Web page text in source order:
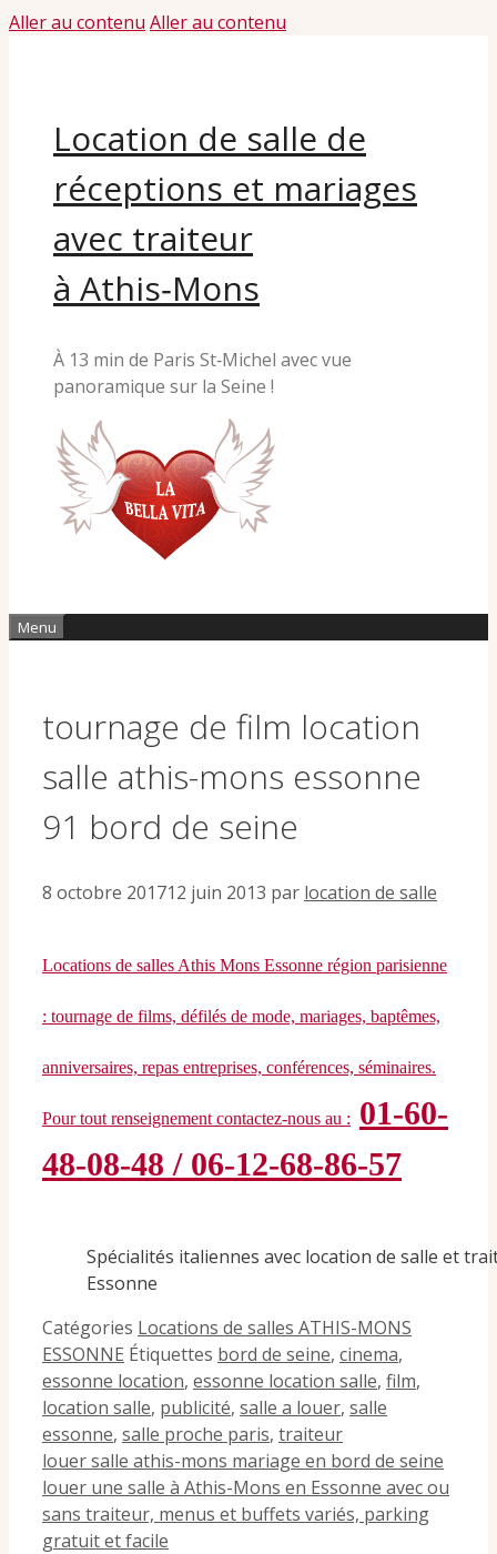
Aller au contenu Aller au contenu
Location de salle de
réceptions et mariages
avec traiteur
à Athis‑Mons
À 13 min de Paris St‑Michel avec vue
panoramique sur la Seine !
Menu
tournage de film location
salle athis-mons essonne
91 bord de seine
8 octobre 201712 juin 2013 par location de salle
Locations de salles Athis Mons Essonne région parisienne
: tournage de films, défilés de mode, mariages, baptêmes,
anniversaires, repas entreprises, conférences, séminaires.
Pour tout renseignement contactez-nous au : 01-60-
48-08-48 / 06-12-68-86-57
Spécialités italiennes avec location de salle et
Essonne
Catégories Locations de salles ATHIS-MONS
ESSONNE Étiquettes bord de seine, cinema,
essonne location, essonne location salle, film,
location salle, publicité, salle a louer, salle
essonne, salle proche paris, traiteur
louer salle athis-mons mariage en bord de seine
louer une salle à Athis-Mons en Essonne avec ou
sans traiteur, menus et buffets variés, parking
gratuit et facile